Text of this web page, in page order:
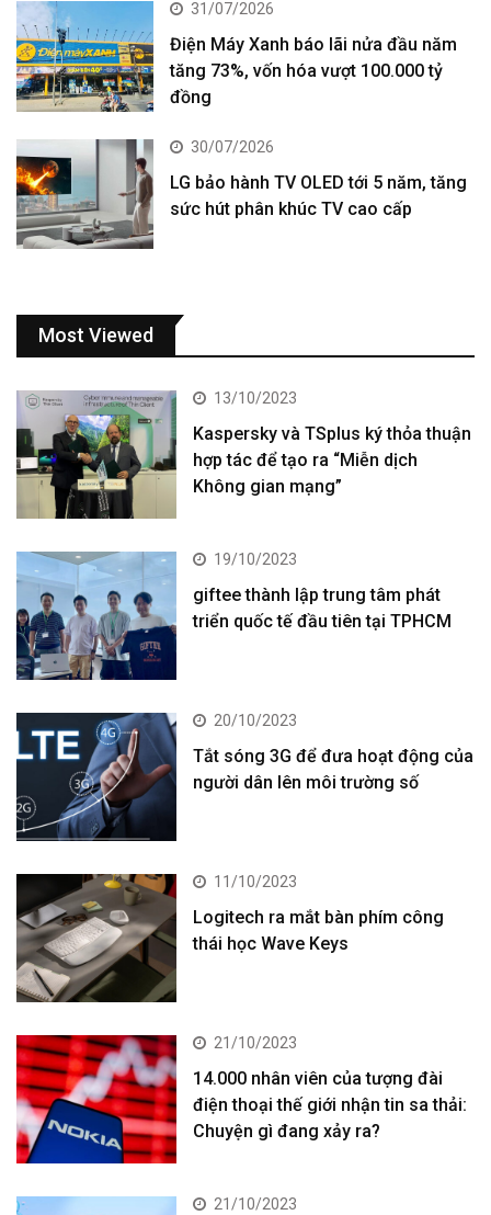
31/07/2026
Điện Máy Xanh báo lãi nửa đầu năm
tăng 73%, vốn hóa vượt 100.000 tỷ
đồng
30/07/2026
LG bảo hành TV OLED tới 5 năm, tăng
sức hút phân khúc TV cao cấp
Most Viewed
13/10/2023
Kaspersky và TSplus ký thỏa thuận
hợp tác để tạo ra “Miễn dịch
Không gian mạng”
19/10/2023
giftee thành lập trung tâm phát
triển quốc tế đầu tiên tại TPHCM
20/10/2023
Tắt sóng 3G để đưa hoạt động của
người dân lên môi trường số
11/10/2023
Logitech ra mắt bàn phím công
thái học Wave Keys
21/10/2023
14.000 nhân viên của tượng đài
điện thoại thế giới nhận tin sa thải:
Chuyện gì đang xảy ra?
21/10/2023